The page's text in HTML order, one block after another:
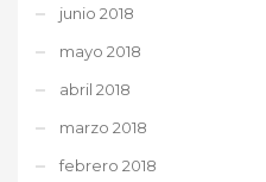
junio 2018
mayo 2018
abril 2018
marzo 2018
febrero 2018